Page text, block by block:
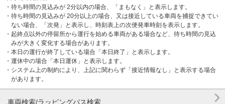
・待ち時間の見込みが 2分以内の場合、「まもなく」と表示します。
・待ち時間の見込みが 20分以上の場合、又は接近している車両を捕捉できてい
ない場合、「次発」と表示し、時刻表上の次便発車時刻を表示します。
・起終点以外の停留所から運行を始める車両がある場合など、待ち時間の見込
みが大きく変化する場合があります。
・本日の運行が終了している場合「本日終了」と表示します。
・運休中の場合「本日運休」と表示します。
・システム上の制約により、上記に関わらず「接近情報なし」と表示する場合
があります。
車両検索/ラッピングバス検索 